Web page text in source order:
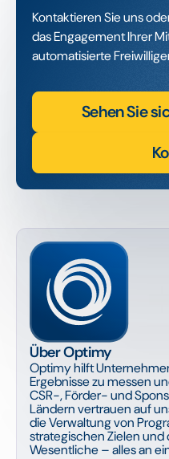
Kontaktieren Sie uns
das Engagement Ihrer
automatisierte
Sehen Sie
Über Optimy
Optimy hilft
Ergebnisse zu messen
CSR-, Förder- und
Ländern vertrauen auf
die Verwaltung von
strategischen Zielen
Wesentliche – alles an